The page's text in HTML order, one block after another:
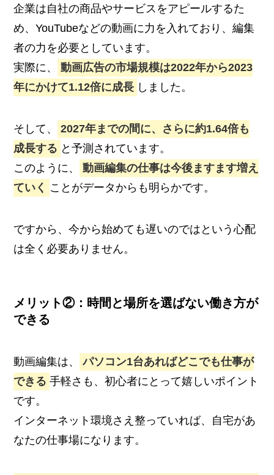
企業は自社の商品やサービスをアピールするた
め、YouTubeなどの動画に力を入れており、編集
者の力を必要としています。
実際に、
動画広告の市場規模は2022年から2023
年にかけて1.12倍に成長 しました。
そして、
2027年までの間に、さらに約1.64倍も
成長する と予測されています。
このように、
動画編集の仕事は今後ますます増え
ていく ことがデータからも明らかです。
ですから、今から始めても遅いのではという心配
は全く必要ありません。
メリット②：時間と場所を選ばない働き方が
できる
動画編集は、
パソコン1台あればどこでも仕事が
できる 手軽さも、初心者にとって嬉しいポイント
です。
インターネット環境さえ整っていれば、自宅があ
なたの仕事場になります。